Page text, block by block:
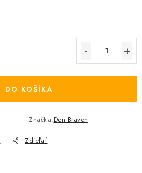
DO KOŠÍKA
Značka:Den Braven
Zdieľať